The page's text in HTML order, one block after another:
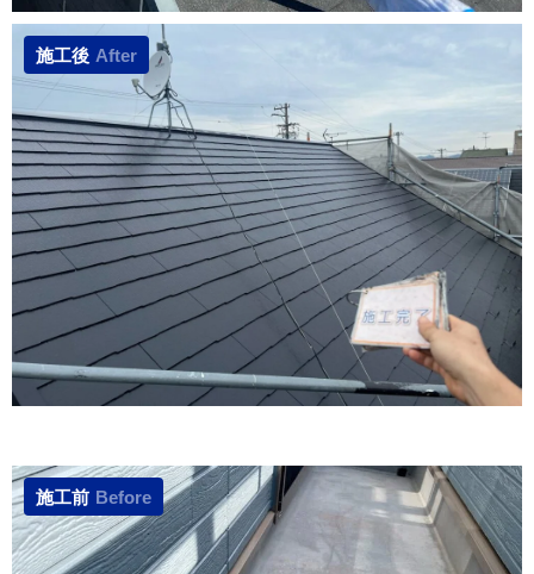
施工後 After
施工前 Before